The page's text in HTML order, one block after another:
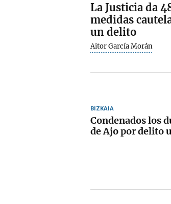
La Justicia da
medidas
un delito
Aitor García Morán
BIZKAIA
Condenados los
de Ajo por delito